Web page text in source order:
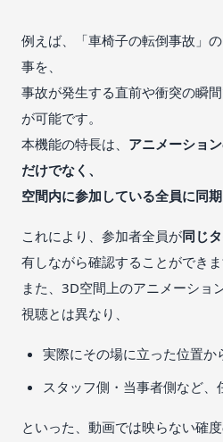
例えば、「車椅子の転倒事故」
事を、
事故が発生する直前や衝突の瞬
が可能です。
本機能の特長は、 アニメーショ
だけでなく、
空間内に参加している全員に同
これにより、参加者全員が同じ
有しながら確認することができま
また、3D空間上のアニメーショ
視聴とは異なり、
実際にその場に立った位置か
スタッフ側・当事者側など
といった、動画では映らない確